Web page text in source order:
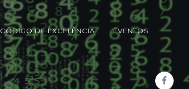
CÓDIGO DE EXCELÊNCIA EVENTOS